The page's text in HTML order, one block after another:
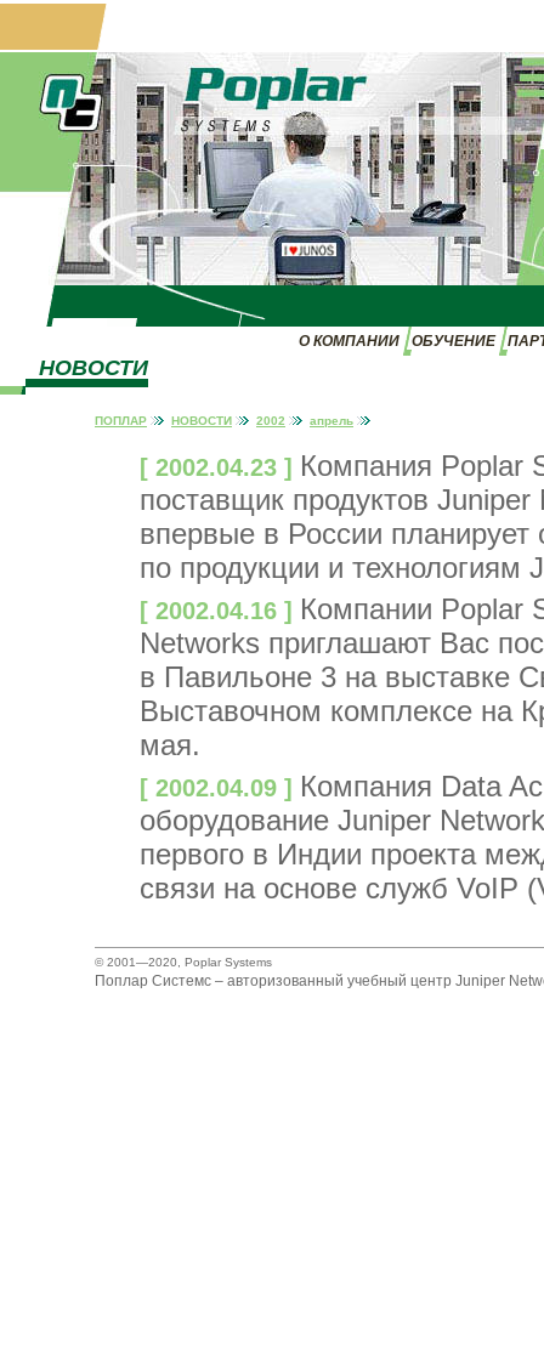
О КОМПАНИИ ОБУЧЕНИЕ
НОВОСТИ
ПОПЛАР НОВОСТИ 2002 апрель
[ 2002.04.23 ] Компания Poplar
поставщик продуктов
впервые в России планирует
по продукции и технологиям
[ 2002.04.16 ] Компании Poplar
Networks приглашают Вас
в Павильоне 3 на выставке
Выставочном комплексе на
мая.
[ 2002.04.09 ] Компания Data
оборудование Juniper
первого в Индии проекта
связи на основе служб VoIP
© 2001—2020, Poplar Systems
Поплар Системс – авторизованный учебный центр Juniper